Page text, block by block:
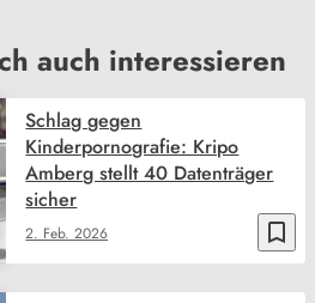
auch interessieren
bookmark_border
2. Feb. 2026
Schlag gegen
Kinderpornografie: Kripo
Amberg stellt 40 Datenträger
sicher